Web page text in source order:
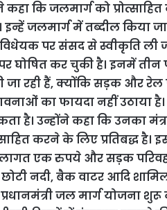
कि जलमार्ग को
इन्हें जलमार्ग में तब्दील किया
पर संसद से स्वीकृति ली
घोषित कर चुकी है। इनमें तीन
जा रही हैं, क्योंकि सड़क और
का फायदा नहीं उठाया
है। उन्होंने कहा कि उनका
करने के लिए प्रतिबद्ध
एक रुपये और सड़क
नदी, बैक वाटर आदि
जल मार्ग योजना